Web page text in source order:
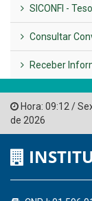
LINKS ÚTEIS
AMUPE
Governo de
Tribunal de
Ministério
Confederação